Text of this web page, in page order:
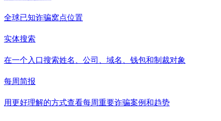
全球已知诈骗窝点位置
实体搜索
在一个入口搜索姓名、公司、域名、钱包和制裁对象
每周简报
用更好理解的方式查看每周重要诈骗案例和趋势